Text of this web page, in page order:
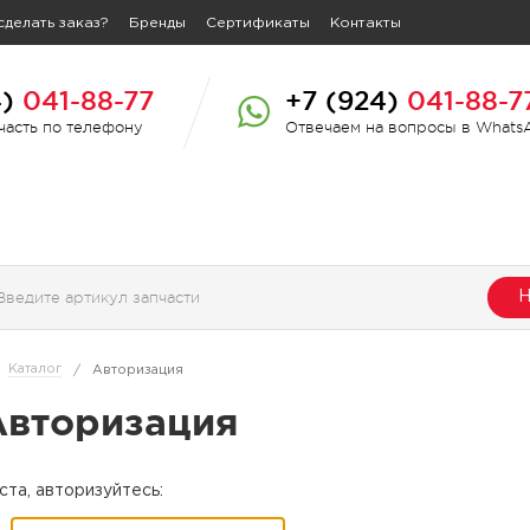
заказ? Бренды Сертификаты Контакты
041-88-77
по телефону
+7 (924) 041-88-
Отвечаем на вопросы в
Каталог / Авторизация
авторизуйтесь: